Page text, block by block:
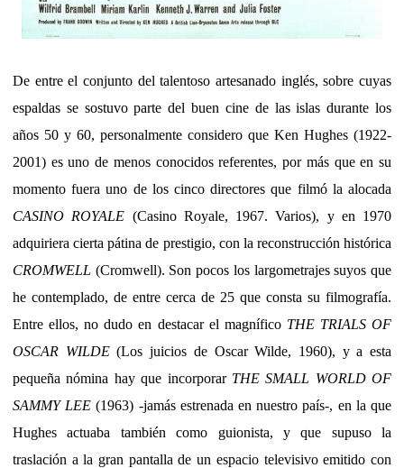
De entre el conjunto del talentoso artesanado inglés, sobre cuyas
espaldas se sostuvo parte del buen cine de las islas durante los
años 50 y 60, personalmente considero que Ken Hughes (1922-
2001) es uno de menos conocidos referentes, por más que en su
momento fuera uno de los cinco directores que filmó la alocada
CASINO ROYALE (Casino Royale, 1967. Varios), y en 1970
adquiriera cierta pátina de prestigio, con la reconstrucción histórica
CROMWELL (Cromwell). Son pocos los largometrajes suyos que
he contemplado, de entre cerca de 25 que consta su filmografía.
Entre ellos, no dudo en destacar el magnífico THE TRIALS OF
OSCAR WILDE(Los juicios de Oscar Wilde, 1960), y a esta
pequeña nómina hay que incorporar THE SMALL WORLD OF
SAMMY LEE (1963) -jamás estrenada en nuestro país-, en la que
Hughes actuaba también como guionista, y que supuso la
traslación a la gran pantalla de un espacio televisivo emitido con